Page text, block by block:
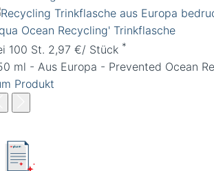
Ocean Recycling' Trinkflasche
100 St. 2,97 €/ Stück *
ml - Aus Europa - Prevented Ocean
Produkt